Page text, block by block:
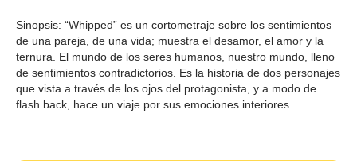
Sinopsis: “Whipped” es un cortometraje sobre los sentimientos
de una pareja, de una vida; muestra el desamor, el amor y la
ternura. El mundo de los seres humanos, nuestro mundo, lleno
de sentimientos contradictorios. Es la historia de dos personajes
que vista a través de los ojos del protagonista, y a modo de
flash back, hace un viaje por sus emociones interiores.